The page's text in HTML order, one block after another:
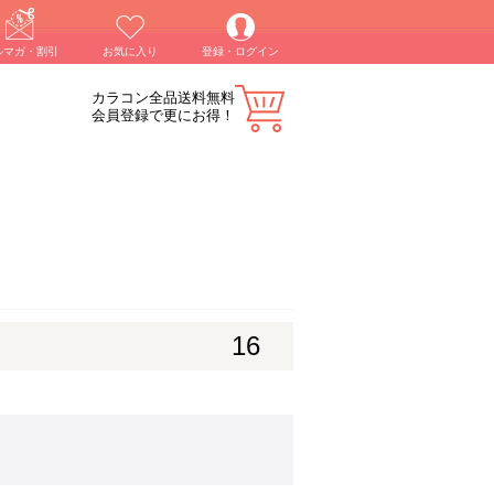
マガ・割引 お気に入り 登録・ログイン
カラコン全品送料無料
会員登録で更にお得！
16